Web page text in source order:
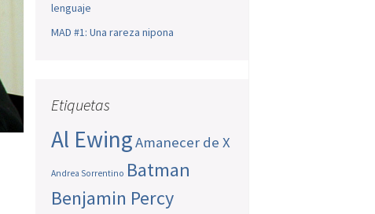
lenguaje
MAD #1: Una rareza nipona
Etiquetas
Al EwingAmanecer de X
Andrea Sorrentino Batman
Benjamin Percy